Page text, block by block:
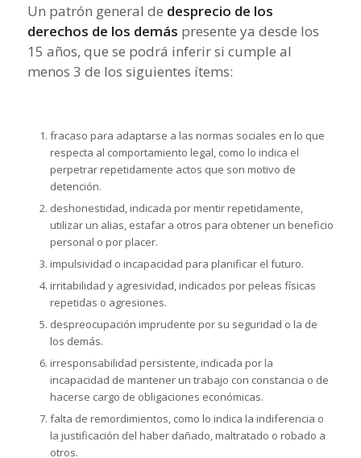
Un patrón general de desprecio de los
derechos de los demás presente ya desde los
15 años, que se podrá inferir si cumple al
menos 3 de los siguientes ítems:
fracaso para adaptarse a las normas sociales en lo que
respecta al comportamiento legal, como lo indica el
perpetrar repetidamente actos que son motivo de
detención.
deshonestidad, indicada por mentir repetidamente,
utilizar un alias, estafar a otros para obtener un beneficio
personal o por placer.
impulsividad o incapacidad para planificar el futuro.
irritabilidad y agresividad, indicados por peleas físicas
repetidas o agresiones.
despreocupación imprudente por su seguridad o la de
los demás.
irresponsabilidad persistente, indicada por la
incapacidad de mantener un trabajo con constancia o de
hacerse cargo de obligaciones económicas.
falta de remordimientos, como lo indica la indiferencia o
la justificación del haber dañado, maltratado o robado a
otros.